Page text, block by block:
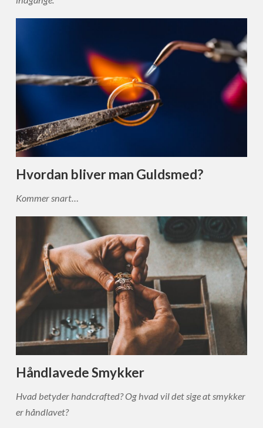
Hvordan bliver man Guldsmed?
Kommer snart…
Håndlavede Smykker
Hvad betyder handcrafted? Og hvad vil det sige at smykker
er håndlavet?